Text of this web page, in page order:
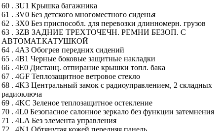
60 . 3U1 Крышка багажника
61 . 3V0 Без детского многоместного сиденья
62 . 3X0 Без приспособл. для перевозки длинномерн. грузов
63 . 3ZB ЗАДНИЕ ТРЕХТОЧЕЧН. РЕМНИ БЕЗОП. С
АВТОМАТ.КАТУШКОЙ
64 . 4A3 Обогрев передних сидений
65 . 4B1 Черные боковые защитные накладки
66 . 4E0 Дистанц. отпирание крышки топл. бака
67 . 4GF Теплозащитное ветровое стекло
68 . 4K3 Центральный замок с радиоуправлением, 2 складных
радиоключа
69 . 4KC Зеленое теплозащитное остекление
70 . 4L0 Безопасное салонное зеркало без функции затемнения
71 . 4LA Без элемента управления
72 . 4N1 Обтянутая кожей передняя панель